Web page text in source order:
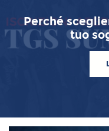
Perché
tuo